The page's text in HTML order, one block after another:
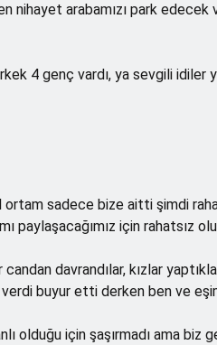
nihayet arabamızı park
4 genç vardı, ya sevgili idiler
ortam sadece bize aitti şimdi
paylaşacağımız için rahatsız
davrandılar, kızlar
buyur etti derken ben ve
olduğu için şaşırmadı ama biz